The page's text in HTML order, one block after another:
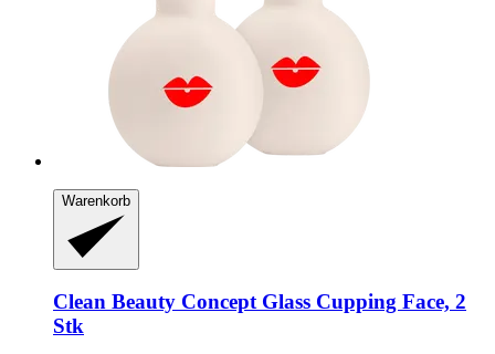
Warenkorb
Clean Beauty ConceptGlass Cupping Face, 2
Stk